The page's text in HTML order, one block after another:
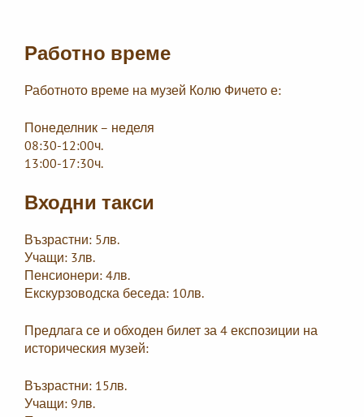
Работно време
Работното време на музей Колю Фичето е:
Понеделник – неделя
08:30-12:00ч.
13:00-17:30ч.
Входни такси
Възрастни: 5лв.
Учащи: 3лв.
Пенсионери: 4лв.
Екскурзоводска беседа: 10лв.
Предлага се и обходен билет за 4 експозиции на
историческия музей:
Възрастни: 15лв.
Учащи: 9лв.